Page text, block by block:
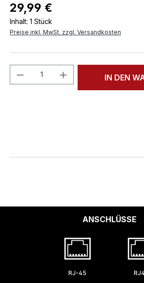
29,99 €
Inhalt: 1 Stück
Preise inkl. MwSt. zzgl. Versandkosten
Produkt Anzahl: Gib
IN DEN
ANSCHLÜSSE
RJ-45